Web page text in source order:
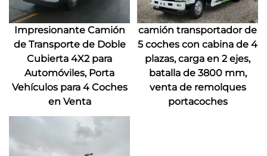
Impresionante Camión
de Transporte de Doble
Cubierta 4X2 para
Automóviles, Porta
Vehículos para 4 Coches
en Venta
camión transportador de
5 coches con cabina de 4
plazas, carga en 2 ejes,
batalla de 3800 mm,
venta de remolques
portacoches